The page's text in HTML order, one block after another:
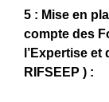
5 : Mise en
compte des
l’Expertise
RIFSEEP ) :